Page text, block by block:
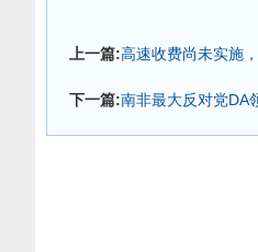
上一篇:高速收费尚未实施
下一篇:南非最大反对党DA